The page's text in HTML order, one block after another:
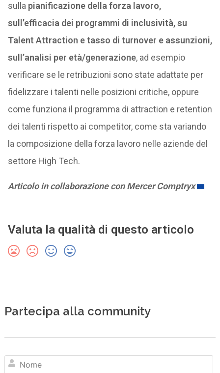
sulla pianificazione della forza lavoro,
sull’efficacia dei programmi di inclusività, su
Talent Attraction e tasso di turnover e assunzioni,
sull’analisi per età/generazione, ad esempio
verificare se le retribuzioni sono state adattate per
fidelizzare i talenti nelle posizioni critiche, oppure
come funziona il programma di attraction e retention
dei talenti rispetto ai competitor, come sta variando
la composizione della forza lavoro nelle aziende del
settore High Tech.
Articolo in collaborazione con Mercer Comptryx
Valuta la qualità di questo articolo
Partecipa alla community